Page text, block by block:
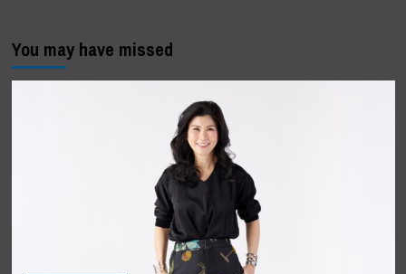
You may have missed